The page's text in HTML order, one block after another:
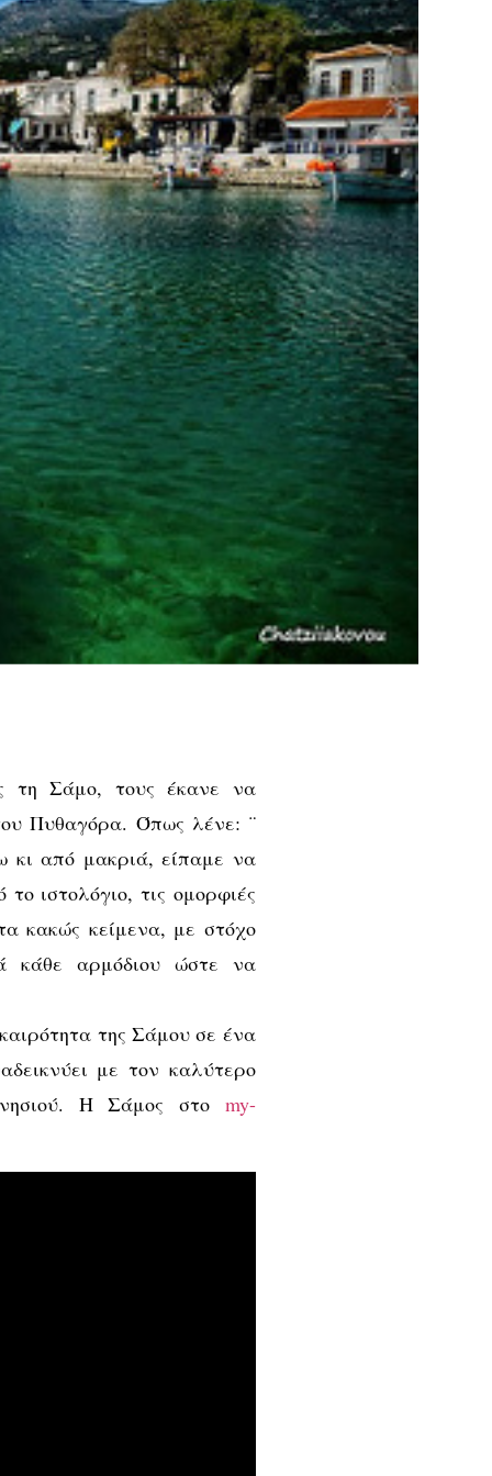
τη Σάμο, τους έκανε να
Πυθαγόρα. Όπως λένε: ¨
κι από μακριά, είπαμε να
ιστολόγιο, τις ομορφιές
κακώς κείμενα, με στόχο
κάθε αρμόδιου ώστε να
της Σάμου σε ένα
με τον καλύτερο
H Σάμος στο my-